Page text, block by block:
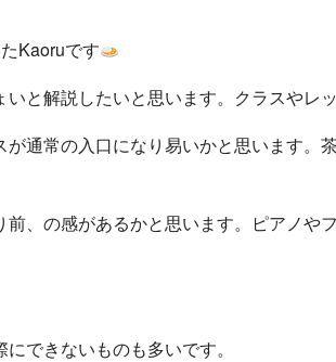
Kaoruです
と解説したいと思います。クラスやレ
通常の入口になり易いかと思います
、の感があるかと思います。ピアノ
できないものも多いです。